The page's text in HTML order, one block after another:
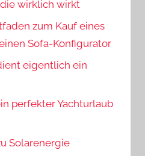
wirklich wirkt
zum Kauf eines
Sofa-Konfigurator
eigentlich ein
perfekter Yachturlaub
Solarenergie